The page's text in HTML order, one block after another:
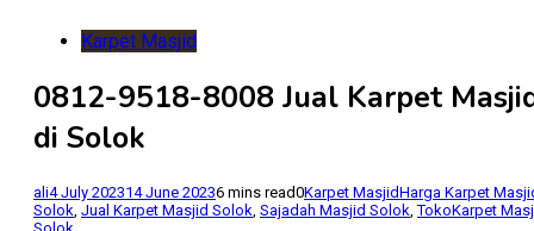
Karpet Masjid
0812-9518-8008 Jual Karpet
di Solok
ali4 July 202314 June 20236 mins read0Karpet MasjidHarga Karpet
Solok Jual Karpet Masjid Solok Sajadah Masjid Solok ,TokoKarpet
Solok